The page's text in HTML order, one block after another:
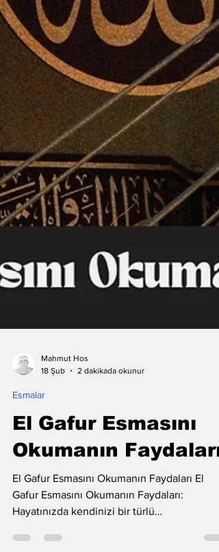
18 Şub
2 dakikada okunur
Esmalar
El Gafur Esmasını
Okumanın Faydaları
Gafur Esmasını Okumanın Faydaları: